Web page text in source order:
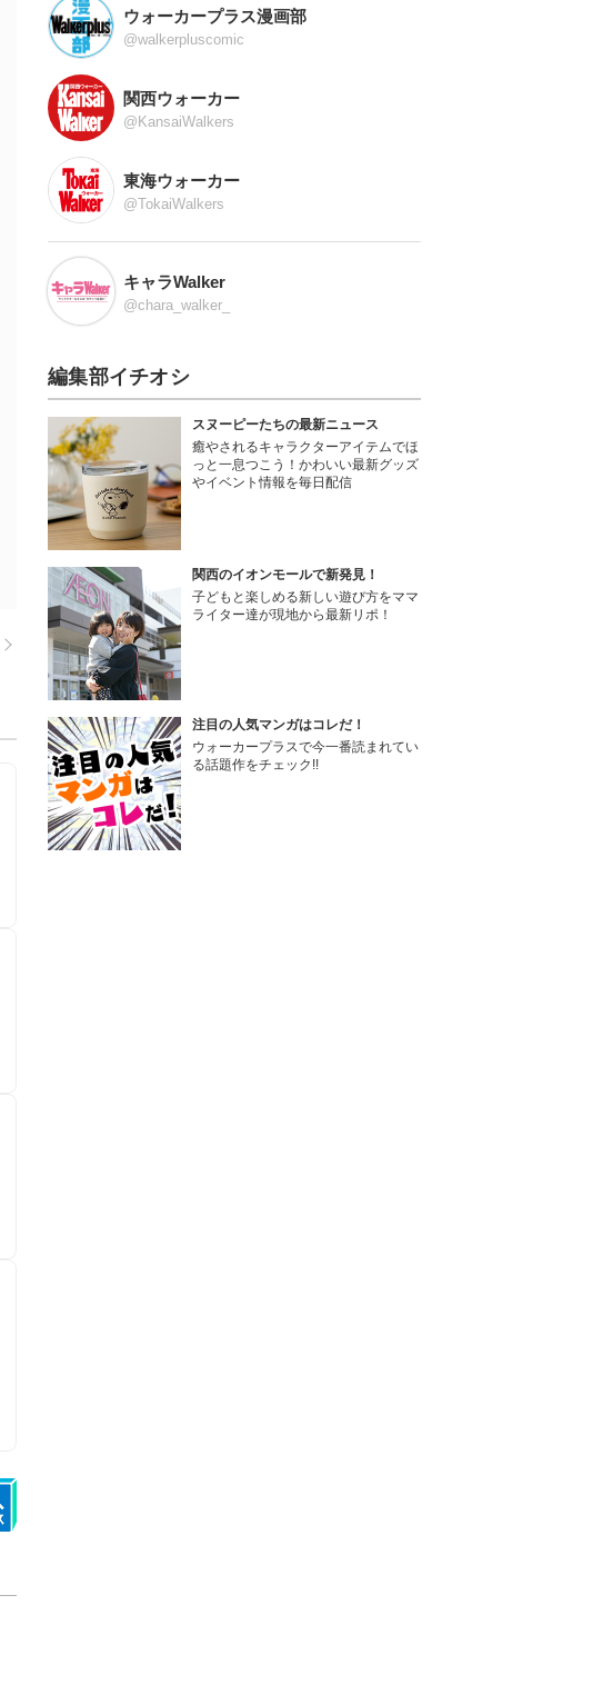
ウォーカープラス漫画部
@walkerpluscomic
関西ウォーカー
@KansaiWalkers
東海ウォーカー
@TokaiWalkers
キャラWalker
@chara_walker_
編集部イチオシ
スヌーピーたちの最新ニュース
癒やされるキャラクターアイテムでほ
っと一息つこう！かわいい最新グッズ
やイベント情報を毎日配信
関西のイオンモールで新発見！
子どもと楽しめる新しい遊び方をママ
ライター達が現地から最新リポ！
注目の人気マンガはコレだ！
ウォーカープラスで今一番読まれてい
る話題作をチェック!!